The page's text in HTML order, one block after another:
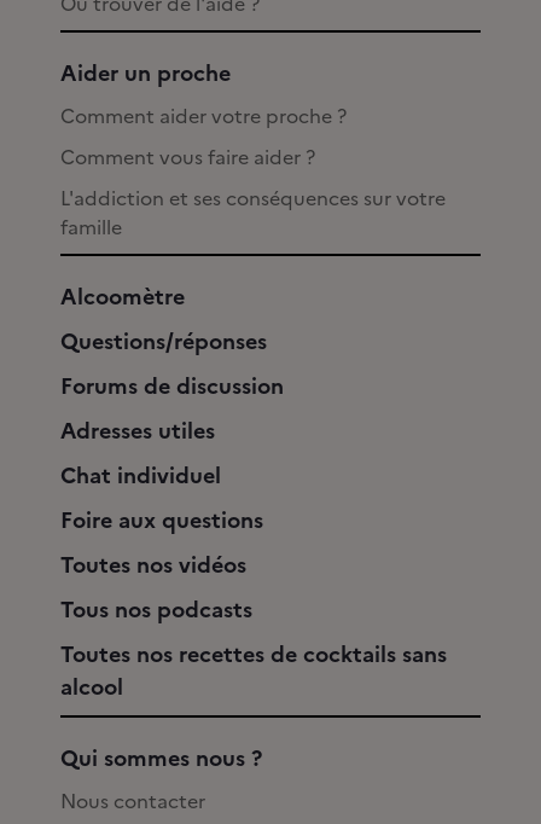
Aider un proche
Comment aider votre proche ?
Comment vous faire aider ?
L'addiction et ses conséquences sur votre
famille
Alcoomètre
Questions/réponses
Forums de discussion
Adresses utiles
Chat individuel
Foire aux questions
Toutes nos vidéos
Tous nos podcasts
Toutes nos recettes de cocktails sans
alcool
Qui sommes nous ?
Nous contacter